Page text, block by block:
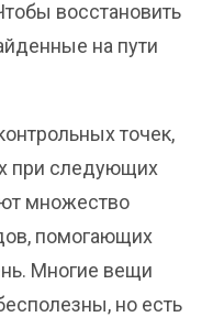
восстановить
на пути
точек,
при следующих
множество
помогающих
Многие вещи
но есть